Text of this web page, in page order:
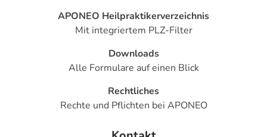
APONEO Heilpraktikerverzeichnis
Mit integriertem PLZ-Filter
Downloads
Alle Formulare auf einen Blick
Rechtliches
Rechte und Pflichten bei APONEO